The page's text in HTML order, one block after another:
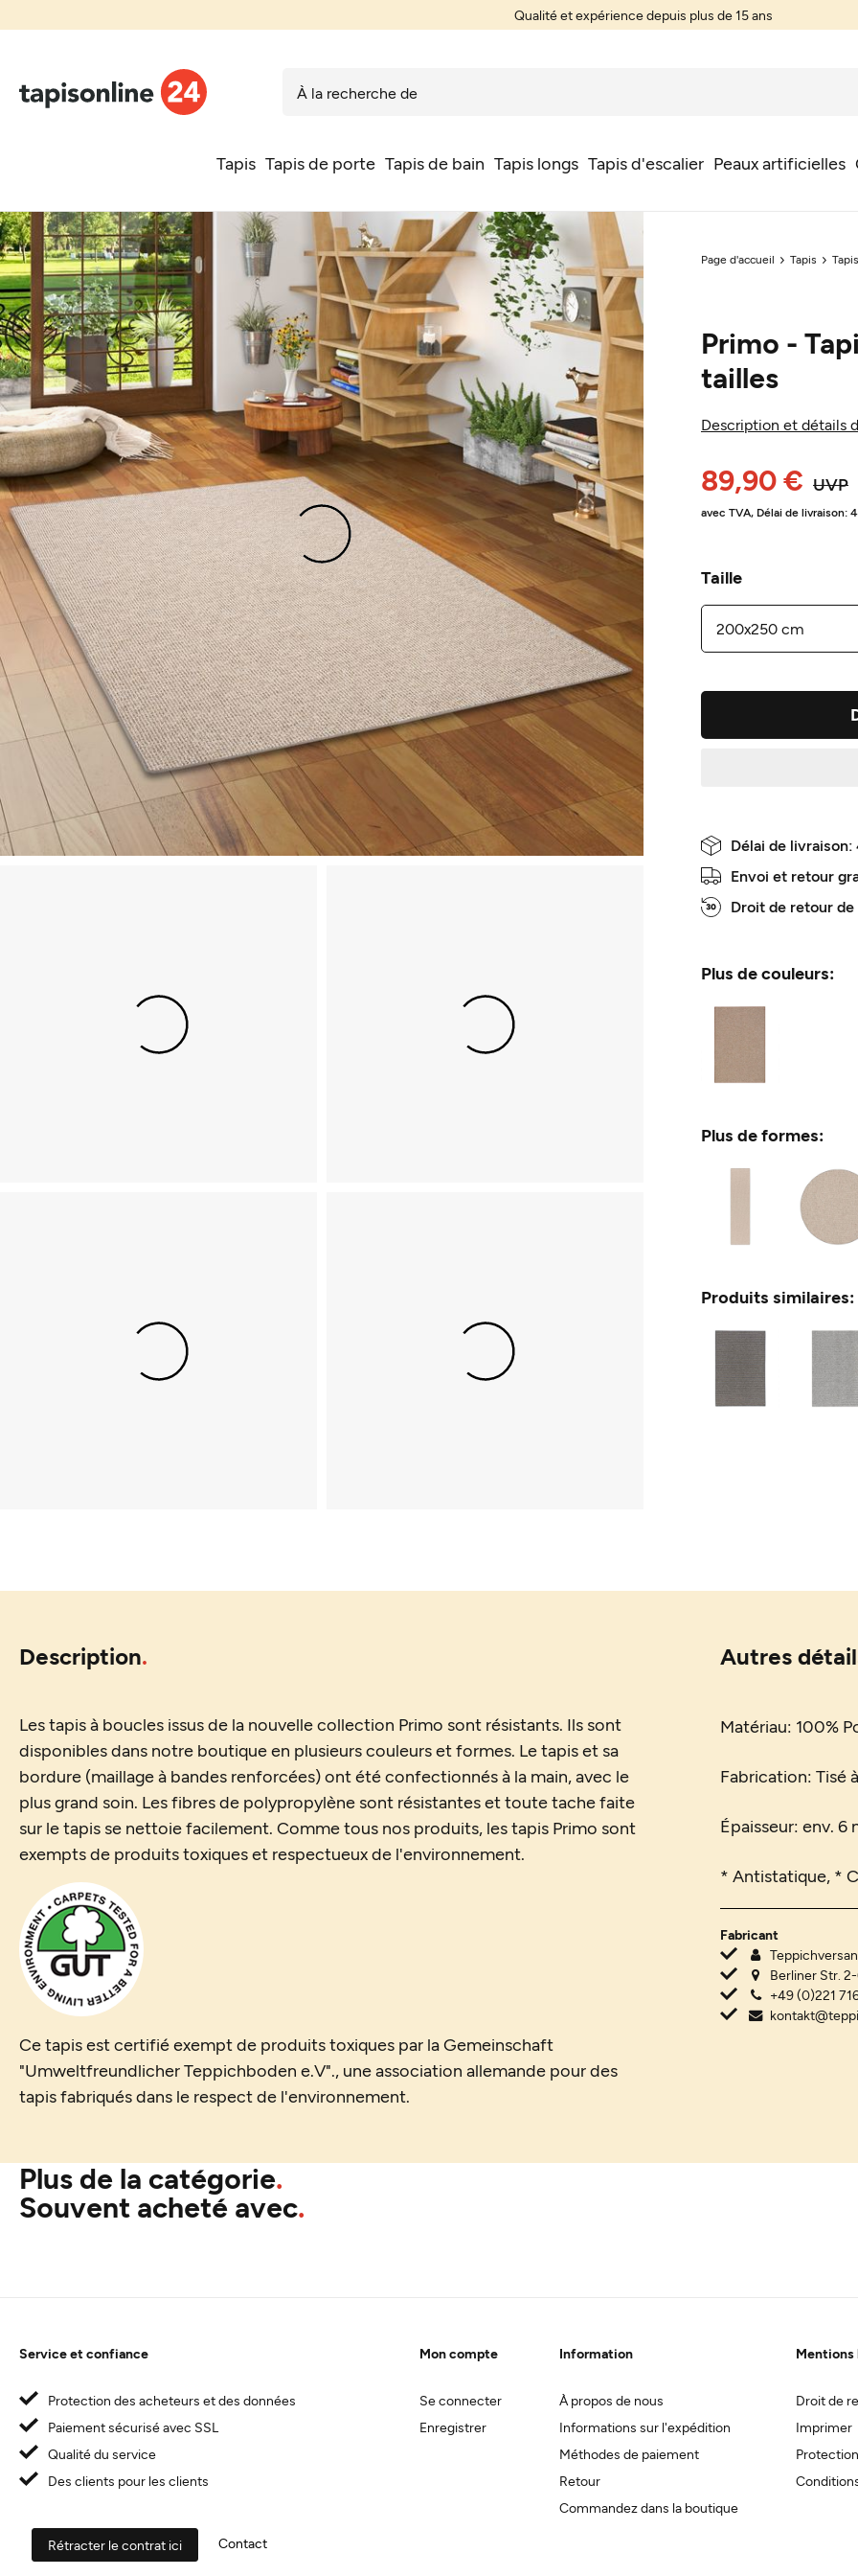
Qualité et expérience depuis plus de 15 ans
Tapis Tapis de porte Tapis de bain Tapis longs Tapis d'escalier Peaux artificielles
Page d'accueil Tapis
Primo -
tailles
Description et détails
89,90 € UVP
avec TVA, Délai de livraison:
Taille
Délai de
Envoi et retour
Droit de retour
Plus de couleurs:
Plus de formes:
Produits similaires:
Description
Les tapis à boucles issus de la nouvelle collection Primo sont résistants. Ils sont
disponibles dans notre boutique en plusieurs couleurs et formes. Le tapis et sa
bordure (maillage à bandes renforcées) ont été confectionnés à la main, avec le
plus grand soin. Les fibres de polypropylène sont résistantes et toute tache faite
sur le tapis se nettoie facilement. Comme tous nos produits, les tapis Primo sont
exempts de produits toxiques et respectueux de l'environnement.
Ce tapis est certifié exempt de produits toxiques par la Gemeinschaft
"Umweltfreundlicher Teppichboden e.V"., une association allemande pour des
tapis fabriqués dans le respect de l'environnement.
Autres
Matériau: 100%
Fabrication: Tisé
Épaisseur: env. 6
* Antistatique, *
Fabricant
Berliner Str.
+49 (0)221
Plus de la catégorie
Souvent acheté avec
Mon compte
Se connecter
Enregistrer
Information
À propos de nous
Informations sur l'expédition
Méthodes de paiement
Retour
Commandez dans la boutique
Mentions
Droit de
Imprimer
Service et confiance
Protection des acheteurs et des données
Paiement sécurisé avec SSL
Qualité du service
Des clients pour les clients
Rétracter le contrat ici Contact